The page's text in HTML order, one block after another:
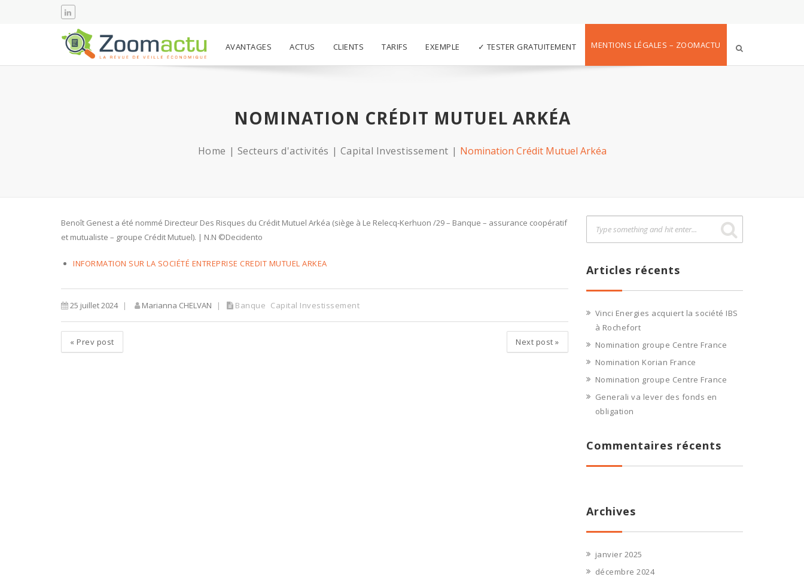
AVANTAGES ACTUS CLIENTS TARIFS EXEMPLE ✓ TESTER GRATUITEMENT MENTIONS LÉGALES – ZOOMACTU
NOMINATION CRÉDIT MUTUEL ARKÉA
Home Secteurs d'activités Capital Investissement Nomination Crédit Mutuel Arkéa
Benoît Genest a été nommé Directeur Des Risques du Crédit Mutuel Arkéa (siège à Le Relecq-Kerhuon /29 – Banque – assurance coopératif
et mutualiste – groupe Crédit Mutuel). | N.N ©Decidento
INFORMATION SUR LA SOCIÉTÉ ENTREPRISE CREDIT MUTUEL ARKEA
25 juillet 2024 Marianna CHELVAN Banque Capital Investissement
« Prev post Next post »
Articles récents
Vinci Energies acquiert la société IBS
à Rochefort
Nomination groupe Centre France
Nomination Korian France
Nomination groupe Centre France
Generali va lever des fonds en
obligation
Commentaires récents
Archives
janvier 2025
décembre 2024